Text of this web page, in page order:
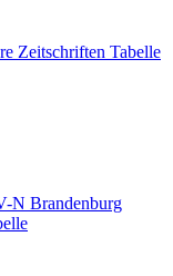
Zeitschriften Tabelle
N Brandenburg